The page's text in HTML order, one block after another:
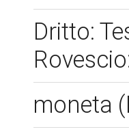
Dritto:
moneta